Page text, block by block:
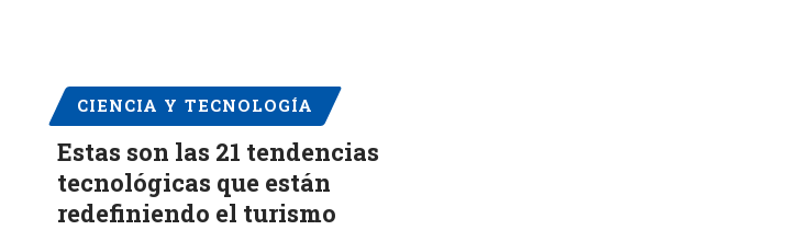
CIENCIA Y TECNOLOGÍA
Estas son las 21 tendencias
tecnológicas que están
redefiniendo el turismo